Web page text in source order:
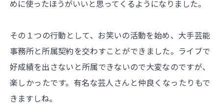
めに使ったほうがいいと思ってくるようになりました。
その１つの行動として、お笑いの活動を始め、大手芸能
事務所と所属契約を交わすことができました。ライブで
好成績を出さないと所属できないので大変なのですが、
楽しかったです。有名な芸人さんと仲良くなったりもで
きますしね。